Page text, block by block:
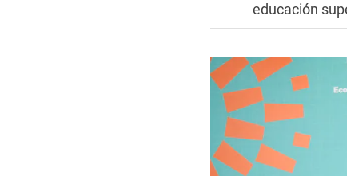
educación